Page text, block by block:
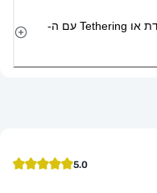
האם אני יכול להשתמש בנקודת גישה ניידת או Tethering עם ה-